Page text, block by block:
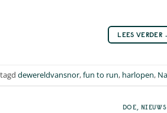
LEES VERDER
dewereldvansnor,fun to run, harlopen,
DOE, NIEUWS